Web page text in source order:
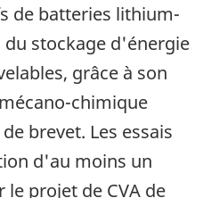
de batteries lithium-
stockage d'énergie
grâce à son
chimique
brevet. Les essais
d'au moins un
projet de CVA de